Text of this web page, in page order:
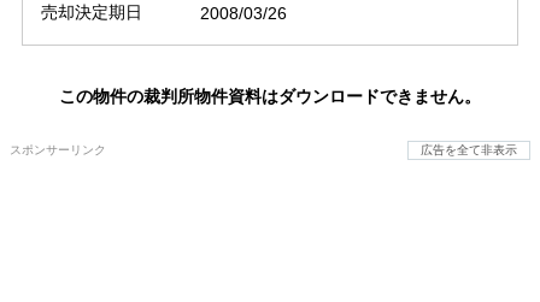
売却決定期日 2008/03/26
この物件の裁判所物件資料はダウンロードできません。
スポンサーリンク 広告を全て非表示